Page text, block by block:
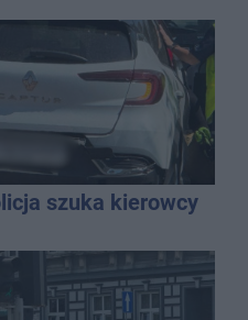
szuka kierowcy